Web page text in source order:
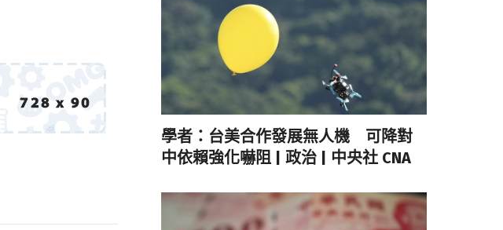
學者：台美合作發展無人機 可降對
中依賴強化嚇阻 | 政治 | 中央社 CNA